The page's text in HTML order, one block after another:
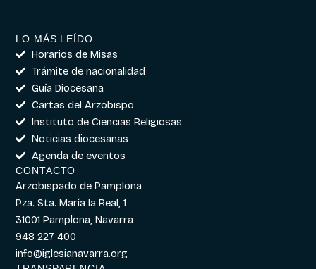
LO MÁS LEÍDO
Horarios de Misas
Trámite de nacionalidad
Guía Diocesana
Cartas del Arzobispo
Instituto de Ciencias Religiosas
Noticias diocesanas
Agenda de eventos
CONTACTO
Arzobispado de Pamplona
Pza. Sta. María la Real, 1
31001 Pamplona, Navarra
948 227 400
info@iglesianavarra.org